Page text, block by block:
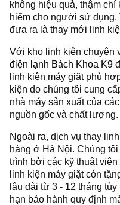
không hiệu quả, thậm
hiểm cho người sử
đưa ra là thay mới linh
Với kho linh kiện chuyên
điện lạnh Bách Khoa K9
linh kiện máy giặt phù
kiện do chúng tôi cung
nhà máy sản xuất của
nguồn gốc và chất lượng.
Ngoài ra, dịch vụ thay
hàng ở Hà Nội. Chúng
trình bởi các kỹ thuật
linh kiện máy giặt còn
lâu dài từ 3 - 12 tháng
hạn bảo hành quy định